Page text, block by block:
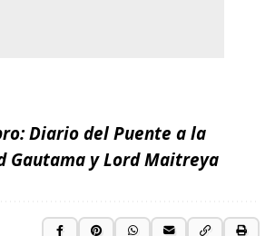
Diario del Puente a la
Gautama y Lord Maitreya